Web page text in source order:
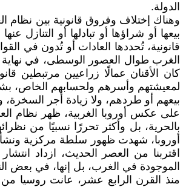
الدولة.
وهناك إختلاف وفروق قانونية بين نظام
بيعها أو شراؤها أو تبادلها أو
قانونية، تُحددها العادات أو تُدون في
كان الأقنان عمالًا زراعيين مرتبطين
لمعيشتهم وأسرهم ولحسابهم الخاص،
بيعهم أو طردهم، ولا زيادة أجر
على عكس أوروبا الغربية، ظهر نظام
بالحرية، بل وأكثر تحررًا نسبيًا من
أوروبا، شهدت ظهور سلطة مركزية ونشأة
اقتربنا من العصر الحديث، ازداد
الموجودة في الغرب، بل إنها، في بعض
منذ القرن الرابع عشر، عانت روسيا من